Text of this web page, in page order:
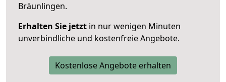
Bräunlingen.
Erhalten Sie jetzt in nur wenigen Minuten
unverbindliche und kostenfreie Angebote.
Kostenlose Angebote erhalten